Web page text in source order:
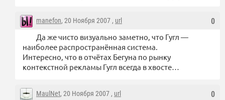
0
manefon, 20 Ноября 2007 , url
Да же чисто визуально заметно, что Гугл —
наиболее распространённая система.
Интересно, что в отчётах Бегуна по рынку
контекстной рекламы Гугл всегда в хвосте…
0
MaulNet, 20 Ноября 2007 , url